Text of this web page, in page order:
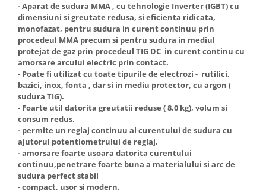
Suflante cu aer cald
Scari metalice
Strungurii
Scule cu acumulator
Scule pentru electricieni
Truse de scule
Truse de lipit PPR
Ventuze cu brate pentru transport
Vibratoare beton
Masini de spalat vase
independente
Masini de spalat rufe
Masini de spalat rufe frontale
Masini de spalat rufe verticale
Masini de spalat rufe incorporabile
Masini de spalat rufe cu uscator
Uscatoare de rufe
Masini de facut paine
Pachete electrocasnice
incorporabile
Seturi oale
- Aparat de sudura MMA , cu tehnologie Inverter (IGBT) cu
dimensiuni si greutate redusa, si eficienta ridicata,
monofazat, pentru sudura in curent continuu prin
procedeul MMA precum si pentru sudura in mediul
protejat de gaz prin procedeul TIG DC in curent continu cu
amorsare arcului electric prin contact.
- Poate fi utilizat cu toate tipurile de electrozi - rutilici,
bazici, inox, fonta , dar si in mediu protector, cu argon (
sudura TIG).
- Foarte util datorita greutatii reduse ( 8.0 kg), volum si
consum redus.
- permite un reglaj continuu al curentului de sudura cu
ajutorul potentiometrului de reglaj.
- amorsare foarte usoara datorita curentului
continuu,penetrare foarte buna a materialului si arc de
sudura perfect stabil
- compact, usor si modern.